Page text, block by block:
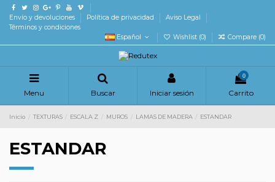
Envío y devoluciones Política de privacidad
Aviso Legal
Términos y condiciones
Español
Wishlist (0) Compare (0)
Menu Buscar Iniciar sesión
0
Carrito
Inicio TEXTURAS ESCALA Z MUROS LAMAS DE MADERA ESTANDAR
ESTANDAR